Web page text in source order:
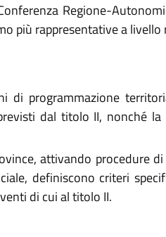
Regione-
più rappresentative a livello
di programmazione
dal titolo II, nonché la
attivando procedure
definiscono criteri
di cui al titolo II.